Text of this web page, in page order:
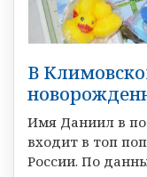
В
Имя Даниил в
входит в топ
России. По